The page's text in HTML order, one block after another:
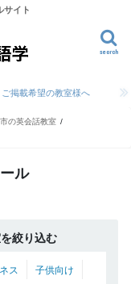
サイト
search
ご掲載希望の教室様へ
の英会話教室
ル
絞り込む
ス
子供向け